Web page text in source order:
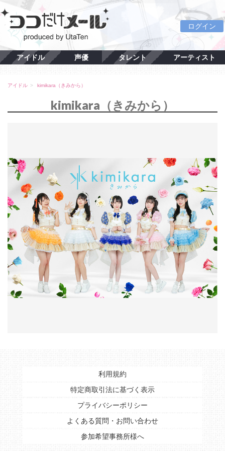
ログイン
アイドル 声優 タレント アーティスト
アイドル kimikara（きみから）
kimikara（きみから）
利用規約
特定商取引法に基づく表示
プライバシーポリシー
よくある質問・お問い合わせ
参加希望事務所様へ